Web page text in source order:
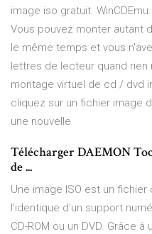
image iso gratuit.
Vous pouvez monter autant
le même temps et vous
lettres de lecteur quand
montage virtuel de cd / dvd
cliquez sur un fichier image
une nouvelle
Télécharger DAEMON
de ...
Une image ISO est un
l'identique d'un support
CD-ROM ou un DVD. Grâce